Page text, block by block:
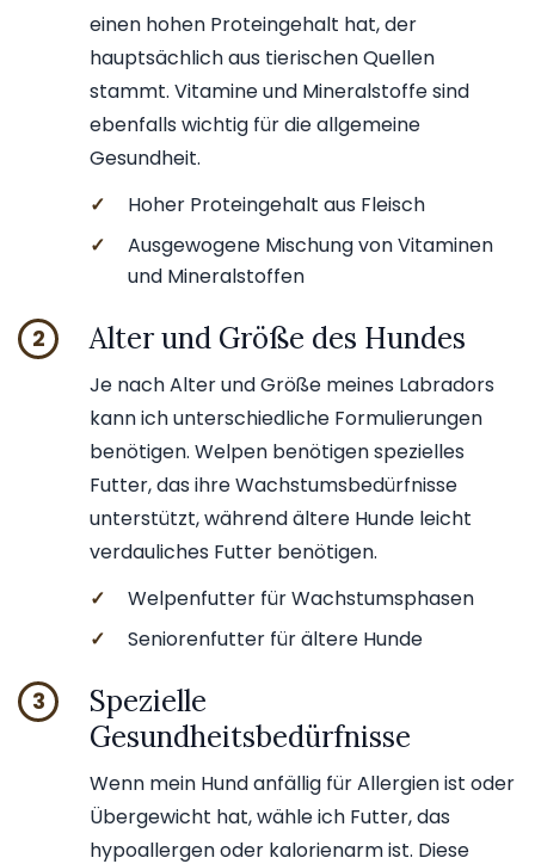
einen hohen Proteingehalt hat, der
hauptsächlich aus tierischen Quellen
stammt. Vitamine und Mineralstoffe sind
ebenfalls wichtig für die allgemeine
Gesundheit.
✓
Hoher Proteingehalt aus Fleisch
✓
Ausgewogene Mischung von Vitaminen
und Mineralstoffen
2 Alter und Größe des Hundes
Je nach Alter und Größe meines Labradors
kann ich unterschiedliche Formulierungen
benötigen. Welpen benötigen spezielles
Futter, das ihre Wachstumsbedürfnisse
unterstützt, während ältere Hunde leicht
verdauliches Futter benötigen.
✓
Welpenfutter für Wachstumsphasen
✓
Seniorenfutter für ältere Hunde
3
Spezielle
Gesundheitsbedürfnisse
Wenn mein Hund anfällig für Allergien ist oder
Übergewicht hat, wähle ich Futter, das
hypoallergen oder kalorienarm ist. Diese